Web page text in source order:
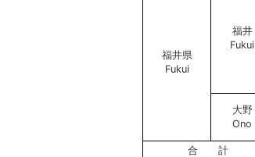
福井県
Fukui
福井
Fukui
大野
Ono
合 計